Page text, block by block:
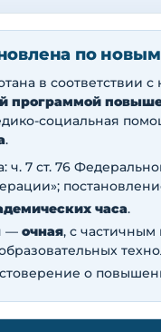
по
в соответствии с
программой
социальная
.
ч. 7 ст. 76
часа.
— очная, с
о